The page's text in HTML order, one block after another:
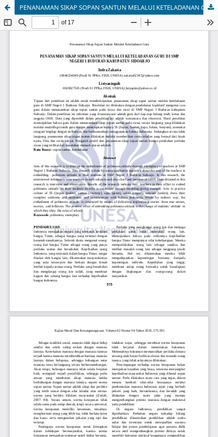
PENANAMAN SIKAP SOPAN SANTUN MELALUI KETELADANAN GURU DI SMP NEGERI 1 BUDURAN KABUPATEN SIDOARJO